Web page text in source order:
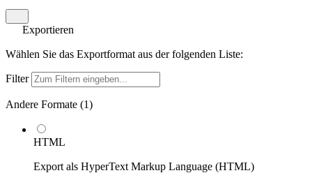
Exportieren
Wählen Sie das Exportformat aus der folgenden Liste:
Filter
Andere Formate (1)
HTML
Export als HyperText Markup Language (HTML)